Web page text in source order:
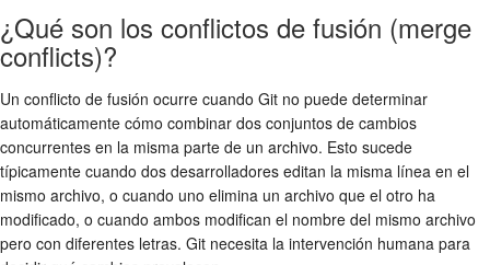
¿Qué son los conflictos de fusión (merge
conflicts)?
Un conflicto de fusión ocurre cuando Git no puede determinar
automáticamente cómo combinar dos conjuntos de cambios
concurrentes en la misma parte de un archivo. Esto sucede
típicamente cuando dos desarrolladores editan la misma línea en el
mismo archivo, o cuando uno elimina un archivo que el otro ha
modificado, o cuando ambos modifican el nombre del mismo archivo
pero con diferentes letras. Git necesita la intervención humana para